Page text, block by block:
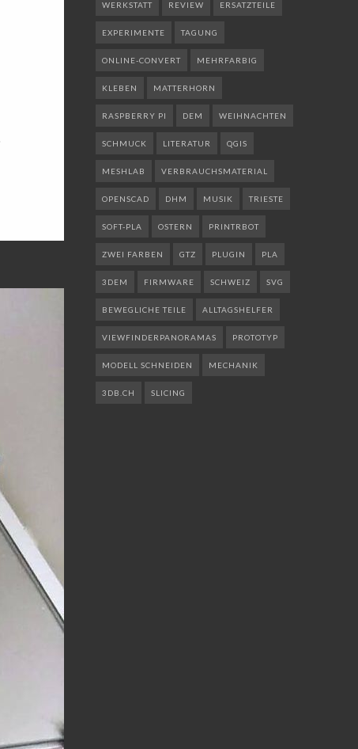
WERKSTATT REVIEW ERSATZTEILE
EXPERIMENTE TAGUNG
ONLINE-CONVERT MEHRFARBIG
KLEBEN MATTERHORN
RASPBERRY PI DEM WEIHNACHTEN
SCHMUCK LITERATUR QGIS
MESHLAB VERBRAUCHSMATERIAL
OPENSCAD DHM MUSIK TRIESTE
SOFT-PLA OSTERN PRINTRBOT
ZWEI FARBEN GTZ PLUGIN PLA
3DEM FIRMWARE SCHWEIZ SVG
BEWEGLICHE TEILE ALLTAGSHELFER
VIEWFINDERPANORAMAS PROTOTYP
MODELL SCHNEIDEN MECHANIK
3DB.CH SLICING